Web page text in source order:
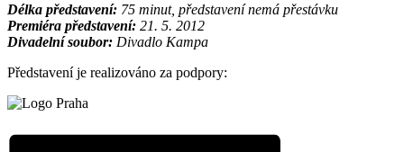
Délka představení: 75 minut, představení nemá přestávku
Premiéra představení: 21. 5. 2012
Divadelní soubor: Divadlo Kampa
Představení je realizováno za podpory: